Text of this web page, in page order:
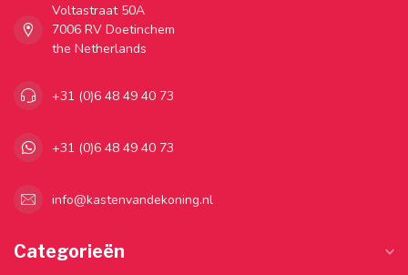
Voltastraat 50A
7006 RV Doetinchem
the Netherlands
+31 (0)6 48 49 40 73
+31 (0)6 48 49 40 73
info@kastenvandekoning.nl
Categorieën